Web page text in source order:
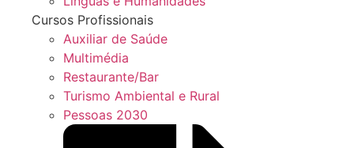
Cursos Profissionais
Auxiliar de Saúde
Multimédia
Restaurante/Bar
Turismo Ambiental e Rural
Pessoas 2030